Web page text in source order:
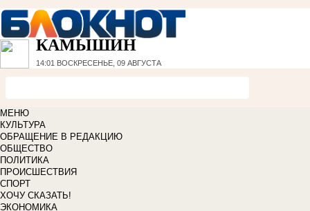
КАМЫШИН
14:01 ВОСКРЕСЕНЬЕ, 09 АВГУСТА
МЕНЮ
КУЛЬТУРА
ОБРАЩЕНИЕ В РЕДАКЦИЮ
ОБЩЕСТВО
ПОЛИТИКА
ПРОИСШЕСТВИЯ
СПОРТ
ХОЧУ СКАЗАТЬ!
ЭКОНОМИКА